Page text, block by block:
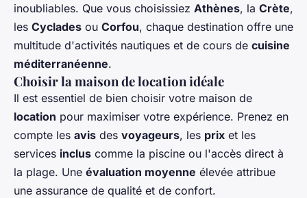
inoubliables. Que vous choisissiez Athènes, la Crète,
les Cyclades ou Corfou, chaque destination offre une
multitude d'activités nautiques et de cours de cuisine
méditerranéenne.
Choisir la maison de location idéale
Il est essentiel de bien choisir votre maison de
location pour maximiser votre expérience. Prenez en
compte les avis des voyageurs, les prix et les
services inclus comme la piscine ou l'accès direct à
la plage. Une évaluation moyenne élevée attribue
une assurance de qualité et de confort.